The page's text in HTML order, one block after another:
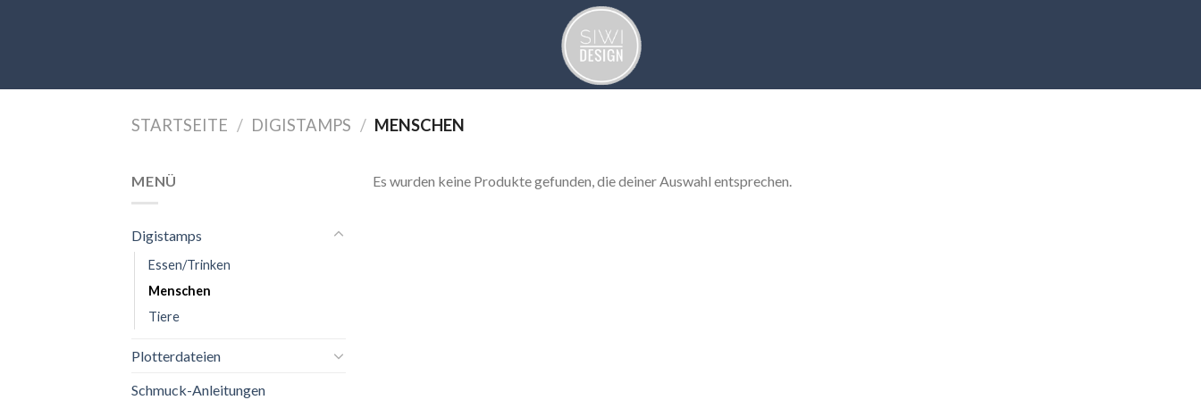
STARTSEITE / DIGISTAMPS / MENSCHEN
MENÜ
Digistamps
Essen/Trinken
Menschen
Tiere
Plotterdateien
Schmuck-Anleitungen
Es wurden keine Produkte gefunden, die deiner Auswahl entsprechen.